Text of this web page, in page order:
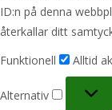
ID:n på denna
återkallar ditt
Funktionell
Alltid
Alternativ